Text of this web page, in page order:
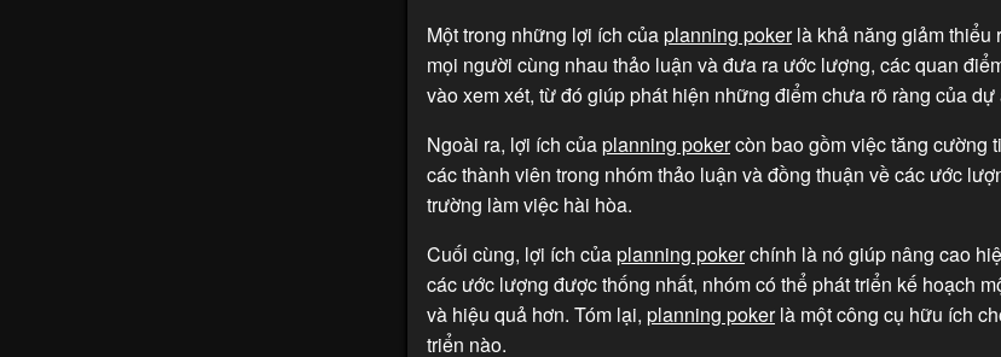
Một trong những lợi ích củaplanning pokerlà khả năng giảm thiểu
mọi người cùng nhau thảo luận và đưa ra ước lượng, các quan
vào xem xét, từ đó giúp phát hiện những điểm chưa rõ ràng của dự
Ngoài ra, lợi ích củaplanning pokercòn bao gồm việc tăng cường
các thành viên trong nhóm thảo luận và đồng thuận về các ước
trường làm việc hài hòa.
Cuối cùng, lợi ích củaplanning pokerchính là nó giúp nâng cao
các ước lượng được thống nhất, nhóm có thể phát triển kế hoạch
và hiệu quả hơn. Tóm lại, planning pokerlà một công cụ hữu ích
triển nào.